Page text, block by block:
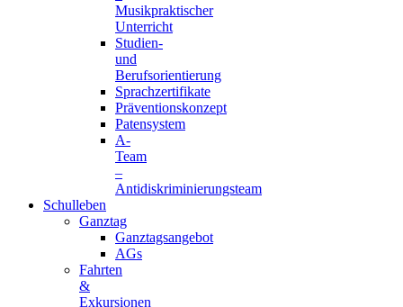
Musikpraktischer
Unterricht
Studien-
und
Berufsorientierung
Sprachzertifikate
Präventionskonzept
Patensystem
A-
Team
–
Antidiskriminierungsteam
Schulleben
Ganztag
Ganztagsangebot
AGs
Fahrten
&
Exkursionen